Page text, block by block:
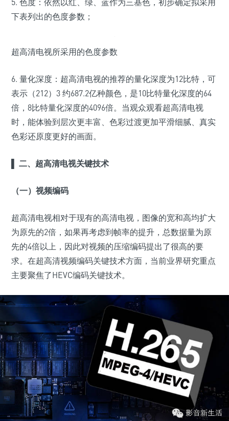
5. 色度：依然以红、绿、蓝作为三基色，初步确定拟采用
下表列出的色度参数；
超高清电视所采用的色度参数
6. 量化深度：超高清电视的推荐的量化深度为12比特，可
表示（212）3 约687.2亿种颜色，是10比特量化深度的64
倍，8比特量化深度的4096倍。当观众观看超高清电视
时，能体验到层次更丰富、色彩过渡更加平滑细腻、真实
色彩还原度更好的画面。
二、超高清电视关键技术
（一）视频编码
超高清电视相对于现有的高清电视，图像的宽和高均扩大
为原先的2倍，如果再考虑到帧率的提升，总数据量为原
先的4倍以上，因此对视频的压缩编码提出了很高的要
求。在超高清视频编码关键技术方面，当前业界研究重点
主要聚焦了HEVC编码关键技术。